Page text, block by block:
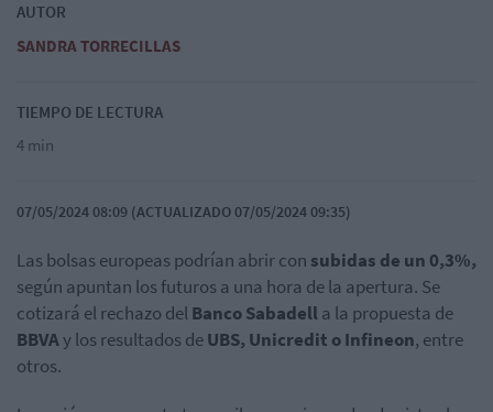
AUTOR
SANDRA TORRECILLAS
TIEMPO DE LECTURA
4 min
07/05/2024 08:09 (ACTUALIZADO 07/05/2024 09:35)
Las bolsas europeas podrían abrir con subidas de un 0,3%,
según apuntan los futuros a una hora de la apertura. Se
cotizará el rechazo delBanco Sabadella la propuesta de
BBVAy los resultados deUBS, Unicredit o Infineon, entre
otros.